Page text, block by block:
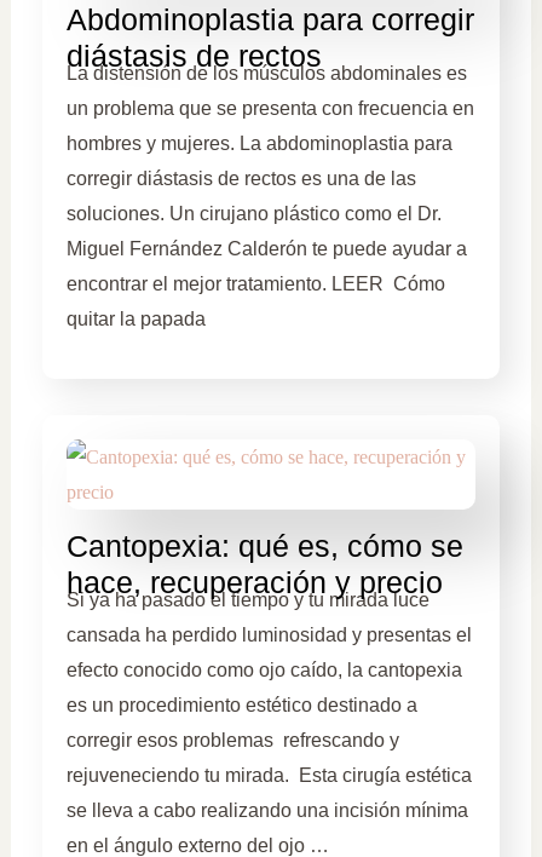
Abdominoplastia para corregir
diástasis de rectos
La distensión de los músculos abdominales es
un problema que se presenta con frecuencia en
hombres y mujeres. La abdominoplastia para
corregir diástasis de rectos es una de las
soluciones. Un cirujano plástico como el Dr.
Miguel Fernández Calderón te puede ayudar a
encontrar el mejor tratamiento. LEER Cómo
quitar la papada
Cantopexia: qué es, cómo se
hace, recuperación y precio
Si ya ha pasado el tiempo y tu mirada luce
cansada ha perdido luminosidad y presentas el
efecto conocido como ojo caído, la cantopexia
es un procedimiento estético destinado a
corregir esos problemas refrescando y
rejuveneciendo tu mirada. Esta cirugía estética
se lleva a cabo realizando una incisión mínima
en el ángulo externo del ojo …